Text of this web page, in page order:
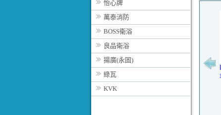
怡心牌
萬泰消防
BOSS衛浴
良品衛浴
揚廣(永固)
綠瓦
KVK